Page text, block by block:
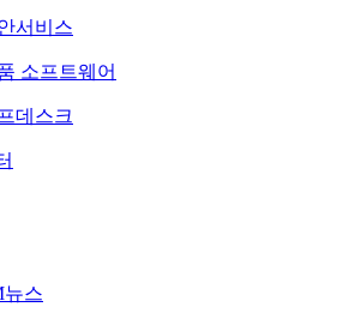
서비스
소프트웨어
데스크
뉴스